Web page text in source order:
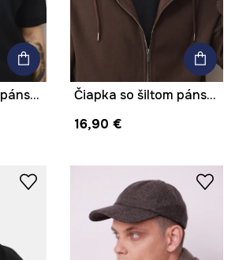
Čiapka so šiltom pánska
Čiapka so šiltom pánska
16,90 €